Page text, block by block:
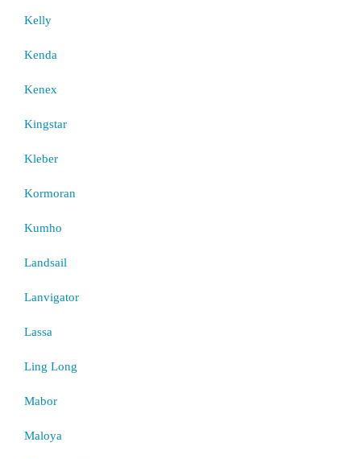
Kelly
Kenda
Kenex
Kingstar
Kleber
Kormoran
Kumho
Landsail
Lanvigator
Lassa
Ling Long
Mabor
Maloya